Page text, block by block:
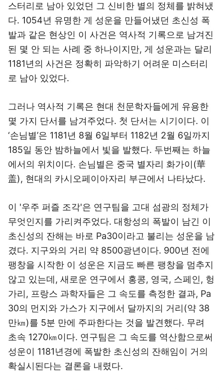
스터리로 남아 있었던 그 신비한 별의 정체를 밝혀냈
다. 1054년 유명한 게 성운을 만들어냈던 초신성 폭
발과 같은 현상인 이 사건은 역사적 기록으로 남겨진
된 몇 안 되는 사례 중 하나이지만, 게 성운과는 달리
1181년의 사건은 정확히 파악하기 어려운 미스터리
로 남아 있었다.
그러나 역사적 기록은 현대 천문학자들에게 유용한
몇 가지 단서를 남겨주었다. 첫 단서는 시기이다. 이
‘손님별’은 1181년 8월 6일부터 1182년 2월 6일까지
185일 동안 밤하늘에서 빛을 발했다. 두번째는 하늘
에서의 위치이다. 손님별은 중국 별자리 화가이(華
盖), 현대의 카시오페이아자리 부근에서 나타났다.
이 '우주 퍼즐 조각'은 연구팀을 고대 섬광의 정체가
무엇인지를 가리켜주었다. 대항성의 폭발이 남긴 이
초신성의 잔해는 바로 Pa30이라고 불리는 성운을 남
겼다. 지구와의 거리 약 8500광년이다. 900년 전에
팽창을 시작한 이 성운은 지금도 빠른 팽창을 멈추지
않고 있는데, 새로운 연구에서 홍콩, 영국, 스페인, 헝
가리, 프랑스 과학자들은 그 속도를 측정한 결과, Pa
30의 먼지와 가스가 지구에서 달까지의 거리(약 38
만㎞)를 5분 만에 주파한다는 것을 발견했다. 무려
초속 1270㎞이다. 연구팀은 그 속도를 역산함으로써
성운이 1181년경에 폭발한 초신성의 잔해임이 거의
확실시된다는 결론을 내렸다.